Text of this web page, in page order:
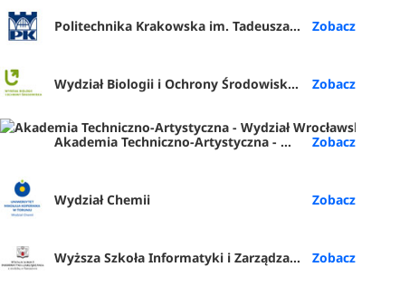
Politechnika Krakowska im. Tadeusza Kościuszki
Wydział Biologii i Ochrony Środowiska UŁ
Akademia Techniczno-Artystyczna - Wydział Wrocławska Akademia Biznesu (ATA Wrocław)
Wydział Chemii
Wyższa Szkoła Informatyki i Zarządzania z siedzibą w Rzeszowie